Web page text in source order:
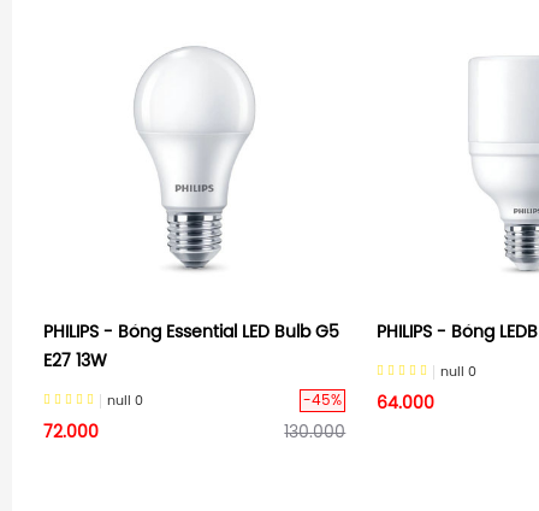
PHILIPS - Bóng Essential LED Bulb G5
E27 13W
null 0 -45%
72.000 130.000
PHILIPS - Bóng
null 0
64.000